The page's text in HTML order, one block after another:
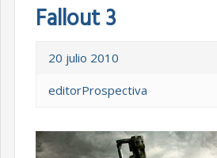
Fallout 3
20 julio 2010
editorProspectiva